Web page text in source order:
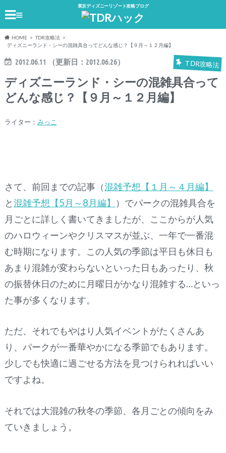
東京ディズニーリゾート攻略ブログ
≡
HOME
TDR攻略法
ディズニーランド・シーの混雑具合ってどんな感じ？【９月～１２月編】
2012.06.11 （更新日： 2012.06.26） TDR攻略法
ディズニーランド・シーの混雑具合って
どんな感じ？【９月～１２月編】
ライター： みっこ
さて、前回までの記事（混雑予想【１月～４月編】
と混雑予想【5月～8月編】
）でパークの混雑具合を
月ごとに詳しく書いてきましたが、ここからが人気
のハロウィーンやクリスマスが並ぶ、一年で一番混
む時期になります。この人気の季節は平日も休日も
あまり混雑が変わらないといった日もあったり、秋
の振替休日のために月曜日がかなり混雑する…といっ
た事が多くなります。
ただ、それでもやはり人気イベントがたくさんあ
り、パークが一番華やかになる季節でもあります。
少しでも快適に過ごせる方法を見つけられればいい
ですよね。
それでは大混雑の秋冬の季節、各月ごとの傾向をみ
ていきましょう。